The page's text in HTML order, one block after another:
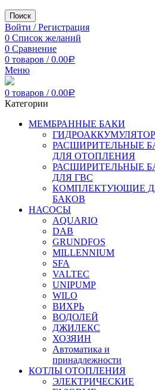
Поиск
Войти / Регистрация
0 Список желаний
0 Сравнение
0 товаров / 0.00Р
Меню
0 товаров / 0.00Р
Категории
МЕМБРАННЫЕ БАКИ
РАСШИРИТЕЛЬНЫЕ
ДЛЯ ОТОПЛЕНИЯ
РАСШИРИТЕЛЬНЫЕ
ДЛЯ ГВС
КОМПЛЕКТУЮЩИЕ
БАКОВ
НАСОСЫ
AQUARIO
DAB
GRUNDFOS
MILLENNIUM
SFA
VALTEC
UNIPUMP
WILO
ВИХРЬ
ВОДОЛЕЙ
ДЖИЛЕКС
ХОЗЯИН
Автоматика и
принадлежности
КОТЛЫ ОТОПЛЕНИЯ
ЭЛЕКТРИЧЕСКИЕ